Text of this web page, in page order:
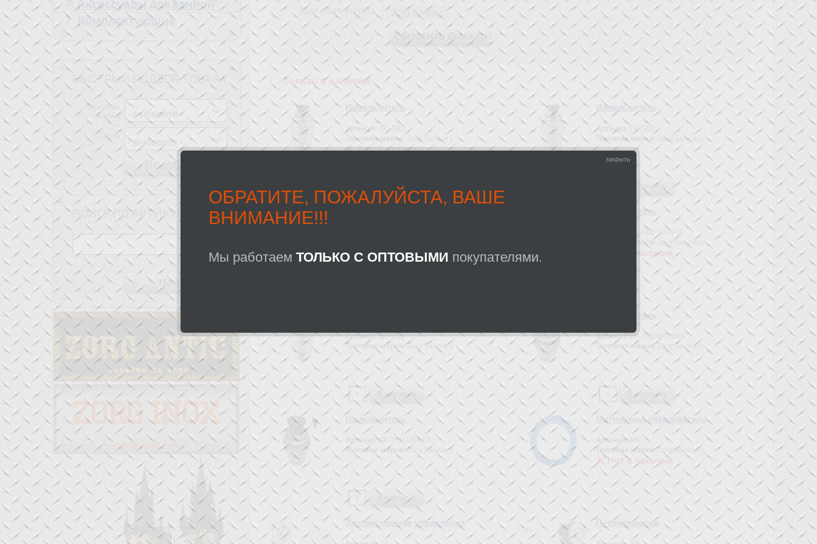
Аксессуары для ванной
Комплектующие
БЫСТРЫЙ ПОДБОР ТОВАРА
Торговая
марка
Серия
ПОИСК ПО АРТИКУЛУ
Торговая марка Zorg Sanitary
Только в наличии
Измельчитель
Артикул:
ZR-38D
Торговая марка:
Zorg Sanitary
Нет в наличии
Измельчитель
Артикул:
ZR-56D
Торговая марка:
Zorg Sanitary
Измельчитель
ZR-56D GRAFIT
Торговая марка:
Zorg Sanitary
Нет в наличии
Артикул:ZR-75D
Торговая марка:Zorg Sanitary
Измельчитель
Артикул:ZR-75D BRONZE
Торговая марка:Zorg Sanitary
Измельчитель
Артикул: ZR-75D GRAFIT
Торговая марка:Zorg Sanitary
Магнитный улавливатель
Артикул:МУ
Торговая марка:Zorg Sanitary
Нет в наличии
Дистанционное управление Пневмокнопка
закрыть
ОБРАТИТЕ, ПОЖАЛУЙСТА, ВАШЕ
ВНИМАНИЕ!!!
Мы работаем ТОЛЬКО С ОПТОВЫМИ покупателями.